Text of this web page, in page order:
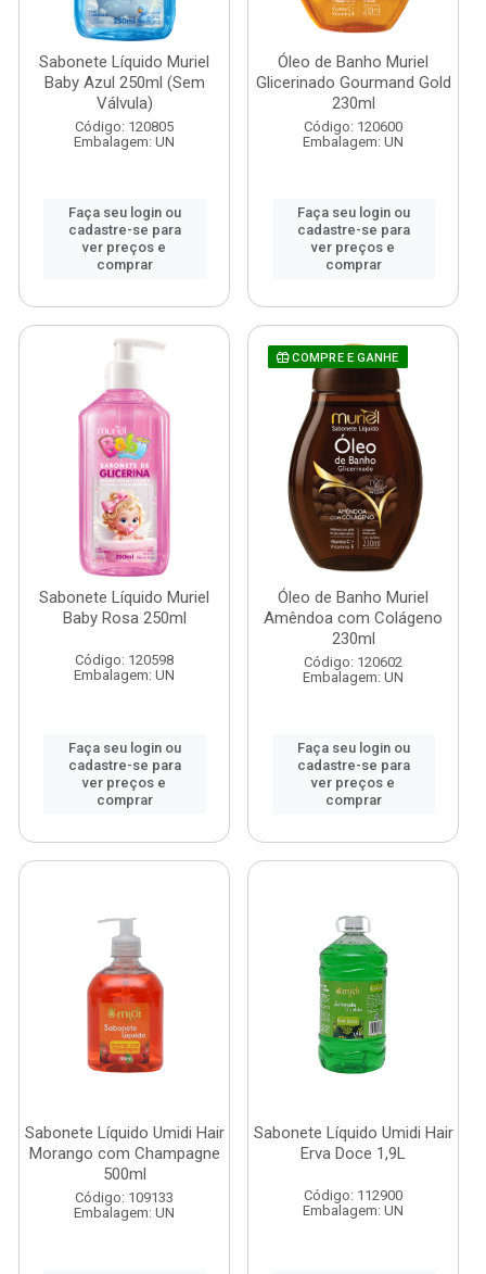
Sabonete Líquido Muriel
Baby Azul 250ml (Sem
Válvula)
Código: 120805
Embalagem: UN
Faça seu login ou
cadastre-se para
ver preços e
comprar
Óleo de Banho Muriel
Glicerinado Gourmand Gold
230ml
Código: 120600
Embalagem: UN
Faça seu login ou
cadastre-se para
ver preços e
comprar
Sabonete Líquido Muriel
Baby Rosa 250ml
Código: 120598
Embalagem: UN
Faça seu login ou
cadastre-se para
ver preços e
comprar
COMPRE E GANHE
Óleo de Banho Muriel
Amêndoa com Colágeno
230ml
Código: 120602
Embalagem: UN
Faça seu login ou
cadastre-se para
ver preços e
comprar
Sabonete Líquido Umidi Hair
Morango com Champagne
500ml
Código: 109133
Embalagem: UN
Sabonete Líquido Umidi Hair
Erva Doce 1,9L
Código: 112900
Embalagem: UN